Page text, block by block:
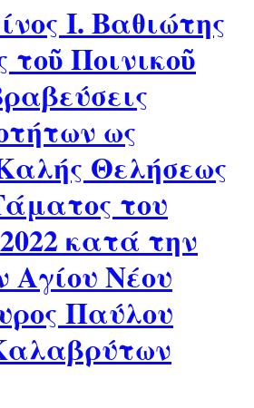
Ι. Βαθιώτης
Ποινικοῦ
ως
Θελήσεως
του
κατά την
Αγίου Νέου
Παύλου